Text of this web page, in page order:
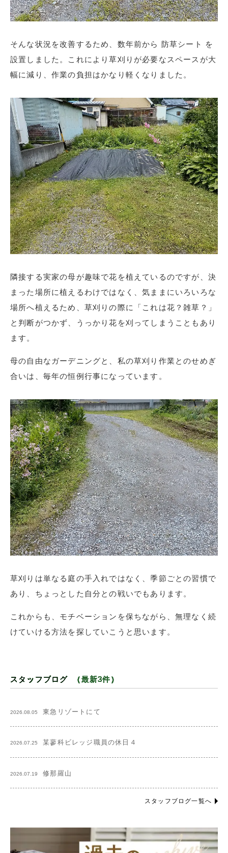
そんな状況を改善するため、数年前から 防草シート を
設置しました。これにより草刈りが必要なスペースが大
幅に減り、作業の負担はかなり軽くなりました。
隣接する実家の母が趣味で花を植えているのですが、決
まった場所に植えるわけではなく、気ままにいろいろな
場所へ植えるため、草刈りの際に「これは花？雑草？」
と判断がつかず、うっかり花を刈ってしまうこともあり
ます。
母の自由なガーデニングと、私の草刈り作業とのせめぎ
合いは、毎年の恒例行事になっています。
草刈りは単なる庭の手入れではなく、季節ごとの習慣で
あり、ちょっとした自分との戦いでもあります。
これからも、モチベーションを保ちながら、無理なく続
けていける方法を探していこうと思います。
スタッフブログ （最新3件）
2026.08.05 東急リゾートにて
2026.07.25 某蓼科ビレッジ職員の休日４
2026.07.19 修那羅山
スタッフブログ一覧へ